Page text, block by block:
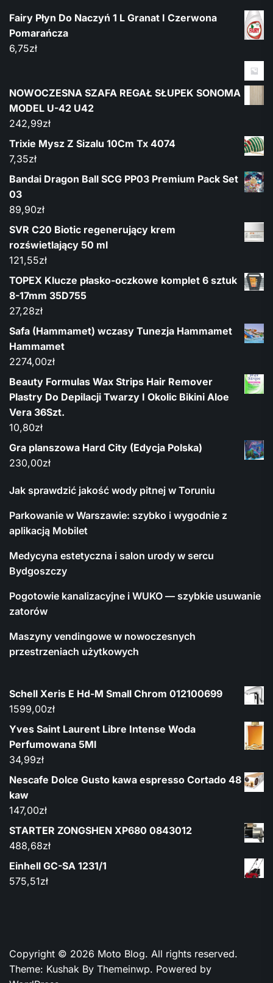
Fairy Płyn Do Naczyń 1 L Granat I Czerwona
Pomarańcza
6,75zł
NOWOCZESNA SZAFA REGAŁ SŁUPEK SONOMA
MODEL U-42 U42
242,99zł
Trixie Mysz Z Sizalu 10Cm Tx 4074
7,35zł
Bandai Dragon Ball SCG PP03 Premium Pack Set
03
89,90zł
SVR C20 Biotic regenerujący krem
rozświetlający 50 ml
121,55zł
TOPEX Klucze płasko-oczkowe komplet 6 sztuk
8-17mm 35D755
27,28zł
Safa (Hammamet) wczasy Tunezja Hammamet
Hammamet
2274,00zł
Beauty Formulas Wax Strips Hair Remover
Plastry Do Depilacji Twarzy I Okolic Bikini Aloe
Vera 36Szt.
10,80zł
Gra planszowa Hard City (Edycja Polska)
230,00zł
Jak sprawdzić jakość wody pitnej w Toruniu
Parkowanie w Warszawie: szybko i wygodnie z
aplikacją Mobilet
Medycyna estetyczna i salon urody w sercu
Bydgoszczy
Pogotowie kanalizacyjne i WUKO — szybkie usuwanie
zatorów
Maszyny vendingowe w nowoczesnych
przestrzeniach użytkowych
Schell Xeris E Hd-M Small Chrom 012100699
1599,00zł
Yves Saint Laurent Libre Intense Woda
Perfumowana 5Ml
34,99zł
Nescafe Dolce Gusto kawa espresso Cortado 48
kaw
147,00zł
STARTER ZONGSHEN XP680 0843012
488,68zł
Einhell GC-SA 1231/1
575,51zł
Copyright © 2026 Moto Blog. All rights reserved.
Theme: Kushak By Themeinwp. Powered by